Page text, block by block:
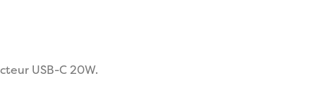
USB-C 20W.